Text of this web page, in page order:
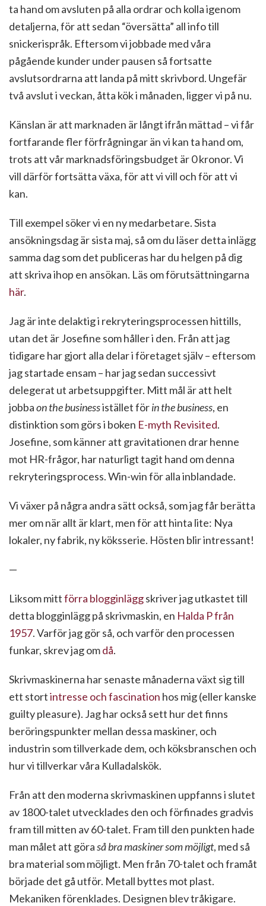
ta hand om avsluten på alla ordrar och kolla igenom
detaljerna, för att sedan “översätta” all info till
snickerispråk. Eftersom vi jobbade med våra
pågående kunder under pausen så fortsatte
avslutsordrarna att landa på mitt skrivbord. Ungefär
två avslut i veckan, åtta kök i månaden, ligger vi på nu.
Känslan är att marknaden är långt ifrån mättad – vi får
fortfarande fler förfrågningar än vi kan ta hand om,
trots att vår marknadsföringsbudget är 0 kronor. Vi
vill därför fortsätta växa, för att vi vill och för att vi
kan.
Till exempel söker vi en ny medarbetare. Sista
ansökningsdag är sista maj, så om du läser detta inlägg
samma dag som det publiceras har du helgen på dig
att skriva ihop en ansökan. Läs om förutsättningarna
här.
Jag är inte delaktig i rekryteringsprocessen hittills,
utan det är Josefine som håller i den. Från att jag
tidigare har gjort alla delar i företaget själv – eftersom
jag startade ensam – har jag sedan successivt
delegerat ut arbetsuppgifter. Mitt mål är att helt
jobbaon the businessistället förin the business, en
distinktion som görs i boken E-myth Revisited.
Josefine, som känner att gravitationen drar henne
mot HR-frågor, har naturligt tagit hand om denna
rekryteringsprocess. Win-win för alla inblandade.
Vi växer på några andra sätt också, som jag får berätta
mer om när allt är klart, men för att hinta lite: Nya
lokaler, ny fabrik, ny köksserie. Hösten blir intressant!
—
Liksom mittförra blogginläggskriver jag utkastet till
detta blogginlägg på skrivmaskin, en Halda P från
1957. Varför jag gör så, och varför den processen
funkar, skrev jag omdå.
Skrivmaskinerna har senaste månaderna växt sig till
ett stortintresse och fascination hos mig (eller kanske
guilty pleasure). Jag har också sett hur det finns
beröringspunkter mellan dessa maskiner, och
industrin som tillverkade dem, och köksbranschen och
hur vi tillverkar våra Kulladalskök.
Från att den moderna skrivmaskinen uppfanns i slutet
av 1800-talet utvecklades den och förfinades gradvis
fram till mitten av 60-talet. Fram till den punkten hade
man målet att göraså bra maskiner som möjligt, med så
bra material som möjligt. Men från 70-talet och framåt
började det gå utför. Metall byttes mot plast.
Mekaniken förenklades. Designen blev tråkigare.